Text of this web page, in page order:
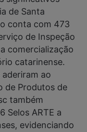
de Santa
conta com 473
de Inspeção
comercialização
catarinense.
ao
de Produtos de
também
Selos ARTE a
evidenciando